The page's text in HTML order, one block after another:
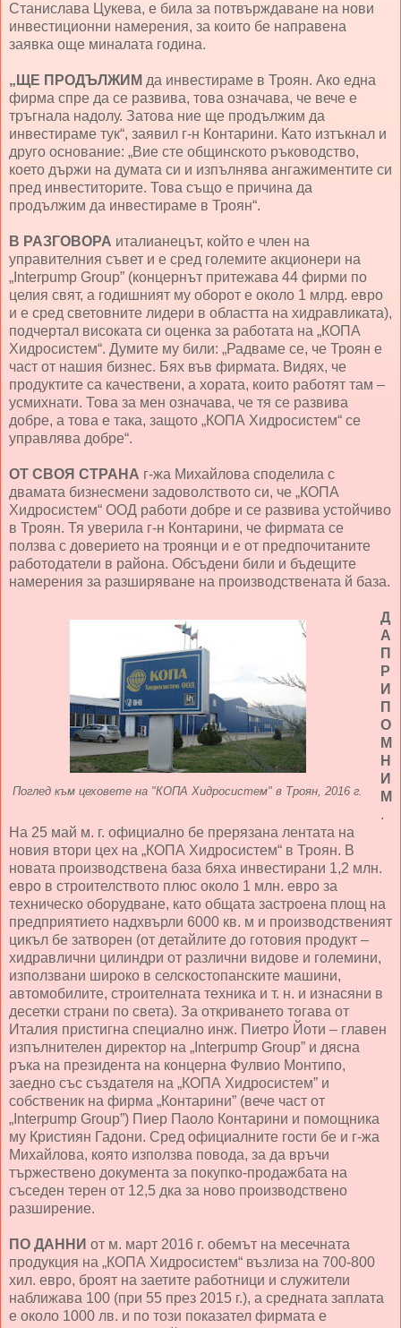
Станислава Цукева, е била за потвърждаване на нови
инвестиционни намерения, за които бе направена
заявка още миналата година.
„ЩЕ ПРОДЪЛЖИМ да инвестираме в Троян. Ако една
фирма спре да се развива, това означава, че вече е
тръгнала надолу. Затова ние ще продължим да
инвестираме тук“, заявил г-н Контарини. Като изтъкнал и
друго основание: „Вие сте общинското ръководство,
което държи на думата си и изпълнява ангажиментите си
пред инвеститорите. Това също е причина да
продължим да инвестираме в Троян“.
В РАЗГОВОРА италианецът, който е член на
управителния съвет и е сред големите акционери на
„Interpump Group” (концернът притежава 44 фирми по
целия свят, а годишният му оборот е около 1 млрд. евро
и е сред световните лидери в областта на хидравликата),
подчертал високата си оценка за работата на „КОПА
Хидросистем“. Думите му били: „Радваме се, че Троян е
част от нашия бизнес. Бях във фирмата. Видях, че
продуктите са качествени, а хората, които работят там –
усмихнати. Това за мен означава, че тя се развива
добре, а това е така, защото „КОПА Хидросистем“ се
управлява добре“.
ОТ СВОЯ СТРАНА г-жа Михайлова споделила с
двамата бизнесмени задоволството си, че „КОПА
Хидросистем“ ООД работи добре и се развива устойчиво
в Троян. Тя уверила г-н Контарини, че фирмата се
ползва с доверието на троянци и е от предпочитаните
работодатели в района. Обсъдени били и бъдещите
намерения за разширяване на производствената й база.
Поглед към цеховете на "КОПА Хидросистем" в Троян, 2016 г.
Д
А
П
Р
И
П
О
М
Н
И
М
.
На 25 май м. г. официално бе прерязана лентата на
новия втори цех на „КОПА Хидросистем“ в Троян. В
новата производствена база бяха инвестирани 1,2 млн.
евро в строителството плюс около 1 млн. евро за
техническо оборудване, като общата застроена площ на
предприятието надхвърли 6000 кв. м и производственият
цикъл бе затворен (от детайлите до готовия продукт –
хидравлични цилиндри от различни видове и големини,
използвани широко в селскостопанските машини,
автомобилите, строителната техника и т. н. и изнасяни в
десетки страни по света). За откриването тогава от
Италия пристигна специално инж. Пиетро Йоти – главен
изпълнителен директор на „Interpump Group” и дясна
ръка на президента на концерна Фулвио Монтипо,
заедно със създателя на „КОПА Хидросистем” и
собственик на фирма „Контарини” (вече част от
„Interpump Group”) Пиер Паоло Контарини и помощника
му Кристиян Гадони. Сред официалните гости бе и г-жа
Михайлова, която използва повода, за да връчи
тържествено документа за покупко-продажбата на
съседен терен от 12,5 дка за ново производствено
разширение.
ПО ДАННИ от м. март 2016 г. обемът на месечната
продукция на „КОПА Хидросистем“ възлиза на 700-800
хил. евро, броят на заетите работници и служители
наближава 100 (при 55 през 2015 г.), а средната заплата
е около 1000 лв. и по този показател фирмата е